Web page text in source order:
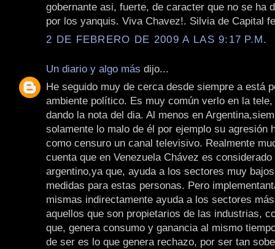
gobernante asi, fuerte, de caracter que no se ha
por los yanquis. Viva Chavez!. Silvia de Capital
2 DE FEBRERO DE 2009 A LAS 9:17 P.M.
Un diario y algo más dijo...
He seguido muy de cerca desde siempre a está
ambiente político. Es muy común verlo en la
dando la nota del dia. Al menos en
solamente lo malo de él por ejemplo su agresión
como censuro un canal televisivo. Realmente
cuenta que en Venezuela Chávez es considerado
argentino,ya que, ayuda a los sectores muy
medidas para estas personas. Pero
mismas indirectamente ayuda a los sectores
aquellos que son propietarios de las industrias,
que, genera consumo y ganancia al mismo
de ser es lo que genera rechazo, por ser tan